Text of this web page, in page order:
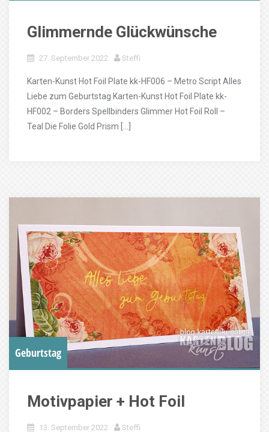
Glimmernde Glückwünsche
27. September 2022 Steffi
Karten-Kunst Hot Foil Plate kk-HF006 – Metro Script Alles
Liebe zum Geburtstag Karten-Kunst Hot Foil Plate kk-
HF002 – Borders Spellbinders Glimmer Hot Foil Roll –
Teal Die Folie Gold Prism […]
Geburtstag
Motivpapier + Hot Foil
13. September 2022 Steffi